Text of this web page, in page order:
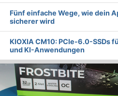
Fünf einfache Wege, wie dein
sicherer wird
KIOXIA CM10: PCIe-6.0-SSDs
und KI-Anwendungen